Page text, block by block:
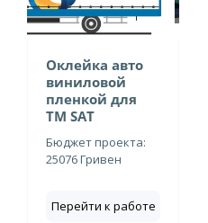
Оклейка авто
виниловой
пленкой для
ТМ SAT
Бюджет проекта:
25076 Гривен
Перейти к работе